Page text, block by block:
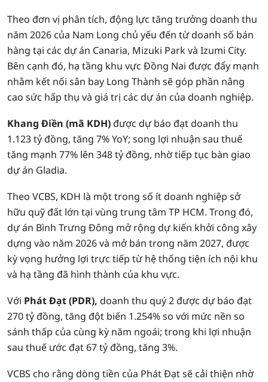
Theo đơn vị phân tích, động lực tăng trưởng doanh thu
năm 2026 của Nam Long chủ yếu đến từ doanh số bán
hàng tại các dự án Canaria, Mizuki Park và Izumi City.
Bên cạnh đó, hạ tầng khu vực Đồng Nai được đẩy mạnh
nhằm kết nối sân bay Long Thành sẽ góp phần nâng
cao sức hấp thụ và giá trị các dự án của doanh nghiệp.
Khang Điền (mã KDH)được dự báo đạt doanh thu
1.123 tỷ đồng, tăng 7% YoY; song lợi nhuận sau thuế
tăng mạnh 77% lên 348 tỷ đồng, nhờ tiếp tục bàn giao
dự án Gladia.
Theo VCBS, KDH là một trong số ít doanh nghiệp sở
hữu quỹ đất lớn tại vùng trung tâm TP HCM. Trong đó,
dự án Bình Trưng Đông mở rộng dự kiến khởi công xây
dựng vào năm 2026 và mở bán trong năm 2027, được
kỳ vọng hưởng lợi trực tiếp từ hệ thống tiện ích nội khu
và hạ tầng đã hình thành của khu vực.
Với Phát Đạt (PDR), doanh thu quý 2 được dự báo đạt
270 tỷ đồng, tăng đột biến 1.254% so với mức nền so
sánh thấp của cùng kỳ năm ngoái; trong khi lợi nhuận
sau thuế ước đạt 67 tỷ đồng, tăng 3%.
VCBS cho rằng dòng tiền của Phát Đạt sẽ cải thiện nhờ